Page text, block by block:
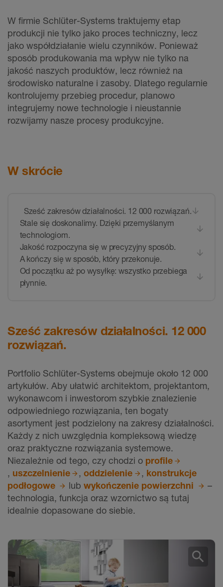
W firmie Schlüter-Systems traktujemy etap
produkcji nie tylko jako proces techniczny, lecz
jako współdziałanie wielu czynników. Ponieważ
sposób produkowania ma wpływ nie tylko na
jakość naszych produktów, lecz również na
środowisko naturalne i zasoby. Dlatego regularnie
kontrolujemy przebieg procedur, planowo
integrujemy nowe technologie i nieustannie
rozwijamy nasze procesy produkcyjne.
W skrócie
Sześć zakresów działalności. 12 000 rozwiązań.
Stale się doskonalimy. Dzięki przemyślanym
technologiom.
Jakość rozpoczyna się w precyzyjny sposób.
A kończy się w sposób, który przekonuje.
Od początku aż po wysyłkę: wszystko przebiega
płynnie.
Sześć zakresów działalności. 12 000
rozwiązań.
Portfolio Schlüter-Systems obejmuje około 12 000
artykułów. Aby ułatwić architektom, projektantom,
wykonawcom i inwestorom szybkie znalezienie
odpowiedniego rozwiązania, ten bogaty
asortyment jest podzielony na zakresy działalności.
Każdy z nich uwzględnia kompleksową wiedzę
oraz praktyczne rozwiązania systemowe.
Niezależnie od tego, czy chodzi o profile
, uszczelnienie ,oddzielenie , konstrukcje
podłogowe
lubwykończenie powierzchni
–
technologia, funkcja oraz wzornictwo są tutaj
idealnie dopasowane do siebie.
search